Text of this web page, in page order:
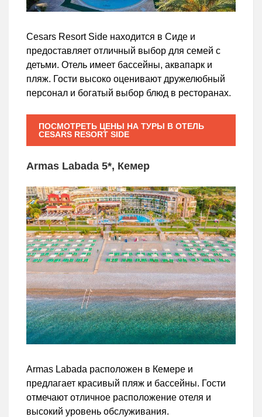
Cesars Resort Side находится в Сиде и
предоставляет отличный выбор для семей с
детьми. Отель имеет бассейны, аквапарк и
пляж. Гости высоко оценивают дружелюбный
персонал и богатый выбор блюд в ресторанах.
ПОСМОТРЕТЬ ЦЕНЫ НА ТУРЫ В ОТЕЛЬ
CESARS RESORT SIDE
Armas Labada 5*, Кемер
Armas Labada расположен в Кемере и
предлагает красивый пляж и бассейны. Гости
отмечают отличное расположение отеля и
высокий уровень обслуживания.